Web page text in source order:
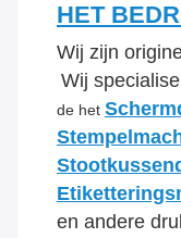
HET
Wij zijn
Wij
de het
en andere